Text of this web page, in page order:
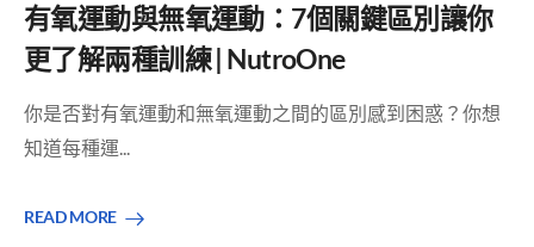
有氧運動與無氧運動：7個關鍵區別讓你
更了解兩種訓練 | NutroOne
你是否對有氧運動和無氧運動之間的區別感到困惑？你想
知道每種運...
READ MORE